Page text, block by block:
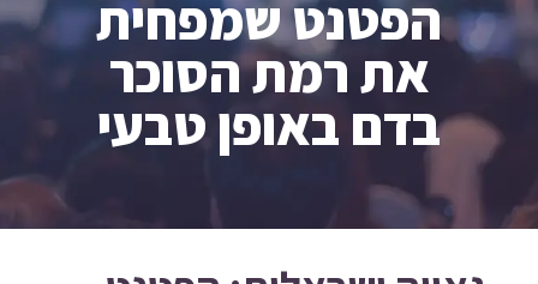
הפטנט שמפחית
את רמת הסוכר
בדם באופן טבעי